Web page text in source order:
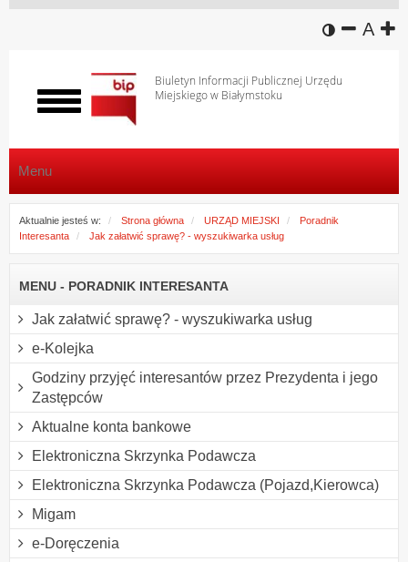
wersja
A
Biuletyn Informacji Publicznej Urzędu
Miejskiego w Białymstoku
Włącz
menu
Menu
Aktualnie jesteś w: Strona główna URZĄD MIEJSKI
Poradnik
Interesanta
Jak załatwić sprawę? - wyszukiwarka usług
MENU - PORADNIK INTERESANTA
Jak załatwić sprawę? - wyszukiwarka usług
e-Kolejka
Godziny przyjęć interesantów przez Prezydenta i jego
Zastępców
Aktualne konta bankowe
Elektroniczna Skrzynka Podawcza
Elektroniczna Skrzynka Podawcza (Pojazd,Kierowca)
Migam
e-Doręczenia